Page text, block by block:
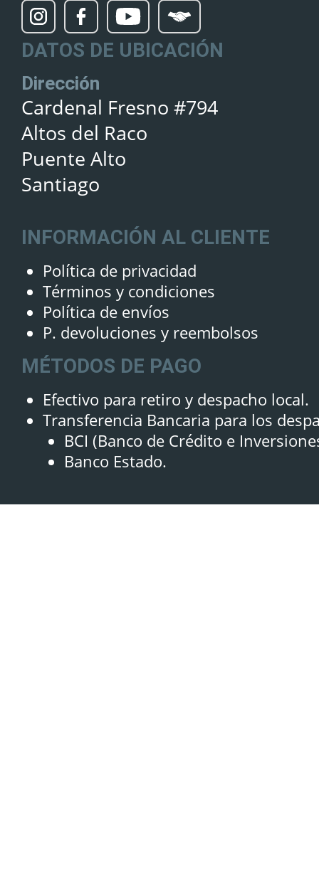
DATOS DE UBICACIÓN
Dirección
Cardenal Fresno #794
Altos del Raco
Puente Alto
Santiago
INFORMACIÓN AL CLIENTE
Política de privacidad
Términos y condiciones
Política de envíos
P. devoluciones y reembolsos
MÉTODOS DE PAGO
Efectivo para retiro y despacho local.
Transferencia Bancaria para los
BCI (Banco de Crédito e
Banco Estado.